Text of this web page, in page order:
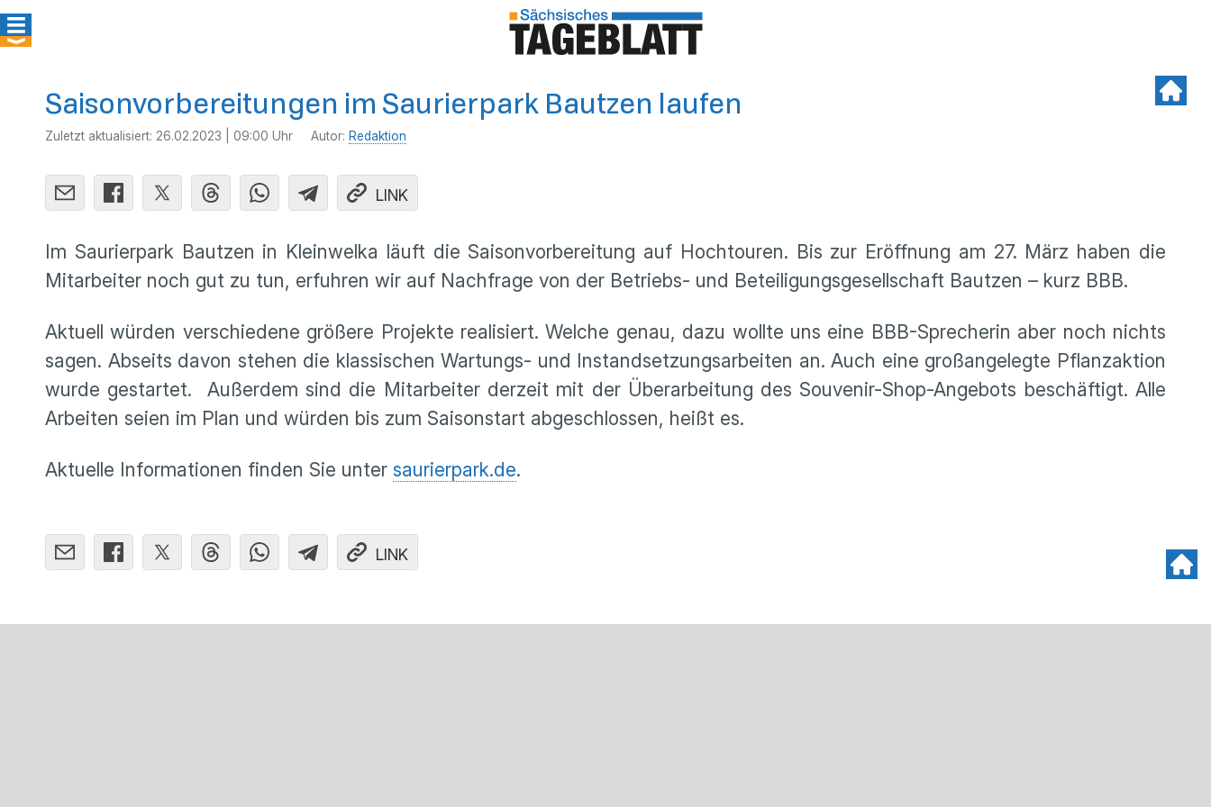
Saisonvorbereitungen im Saurierpark Bautzen laufen
Zuletzt aktualisiert: 26.02.2023 | 09:00 Uhr Autor: Redaktion
LINK
Im Saurierpark Bautzen in Kleinwelka läuft die Saisonvorbereitung auf Hochtouren. Bis zur Eröffnung am 27. März haben die
Mitarbeiter noch gut zu tun, erfuhren wir auf Nachfrage von der Betriebs- und Beteiligungsgesellschaft Bautzen – kurz BBB.
Aktuell würden verschiedene größere Projekte realisiert. Welche genau, dazu wollte uns eine BBB-Sprecherin aber noch nichts
sagen. Abseits davon stehen die klassischen Wartungs- und Instandsetzungsarbeiten an. Auch eine großangelegte Pflanzaktion
wurde gestartet. Außerdem sind die Mitarbeiter derzeit mit der Überarbeitung des Souvenir-Shop-Angebots beschäftigt. Alle
Arbeiten seien im Plan und würden bis zum Saisonstart abgeschlossen, heißt es.
Aktuelle Informationen finden Sie unter saurierpark.de.
LINK